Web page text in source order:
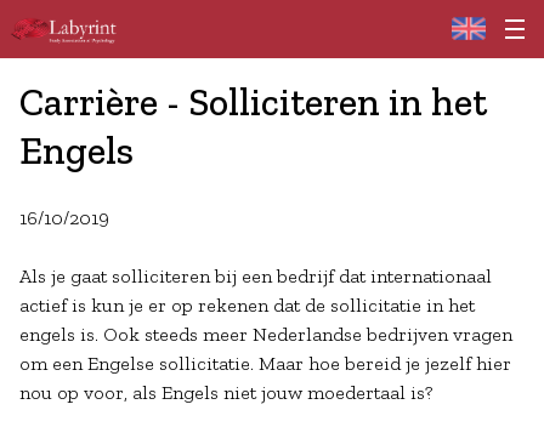
Home
Carrière - Solliciteren in het
Engels
16/10/2019
Als je gaat solliciteren bij een bedrijf dat internationaal
actief is kun je er op rekenen dat de sollicitatie in het
engels is. Ook steeds meer Nederlandse bedrijven vragen
om een Engelse sollicitatie. Maar hoe bereid je jezelf hier
nou op voor, als Engels niet jouw moedertaal is?